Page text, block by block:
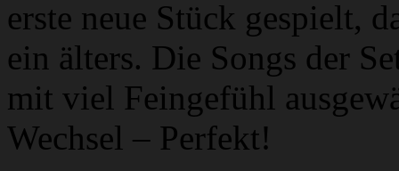
erste neue Stück gespielt,
ein älters. Die Songs der
mit viel Feingefühl
Wechsel – Perfekt!